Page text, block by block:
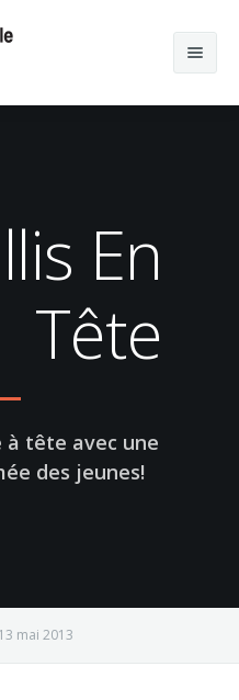
En
Tête
tête avec une
des jeunes!
13 mai 2013